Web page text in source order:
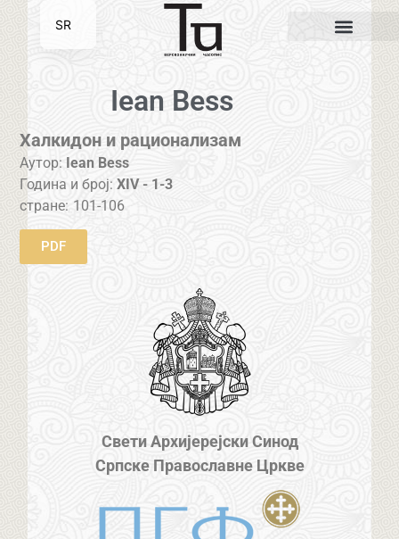
Iean Bess
Халкидон и рационализам
Аутор: Iean Bess
Година и број:XIV - 1-3
стране: 101-106
PDF
Свети Архијерејски Синод
Српске Православне Цркве
SR
EN